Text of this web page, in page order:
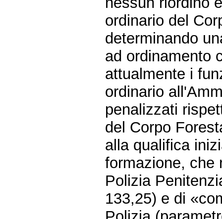
ordinario del
determinando
ad ordinamento
attualmente i
ordinario
penalizzati
del Corpo
alla qualifica
formazione, che
Polizia
133,25) e di